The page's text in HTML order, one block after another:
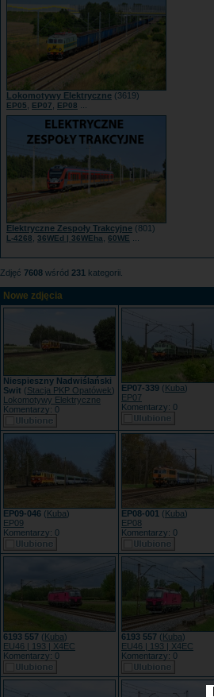
Lokomotywy Elektryczne (3619)
EP05 EP07 EP08
Elektryczne Zespoły Trakcyjne (801)
L-4268 36WEd | 36WEha 60WE
Zdjęć 7608 wśród 231 kategorii.
Nowe zdjęcia
Niespieszny Nadwiślański
Swit (Stacja PKP Opatówek)
Lokomotywy Elektryczne
Komentarzy: 0
EP07-339 (Kuba)
EP07
Komentarzy: 0
EP09-046 (Kuba)
EP09
Komentarzy: 0
EP08-001 (Kuba)
EP08
Komentarzy: 0
6193 557 (Kuba)
EU46 | 193 | X4EC
Komentarzy: 0
6193 557 (Kuba)
EU46 | 193 | X4EC
Komentarzy: 0